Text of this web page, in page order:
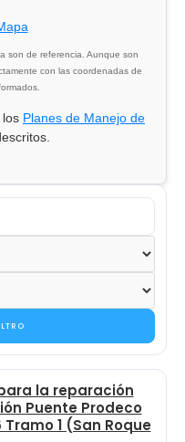
son de referencia. Aunque son
con las coordenadas de
los Planes de Manejo de
la reparación
Puente Prodeco
Tramo 1 (San Roque